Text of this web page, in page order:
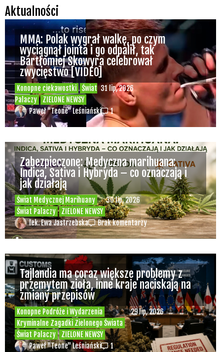
Aktualności
Konopne ciekawostki
Świat
Palaczy
ZIELONE NEWSY
31 lip, 2026
MMA: Polak wygrał walkę, po czym
wyciągnął jointa i go odpalił, tak
Bartłomiej Skowyra celebrował
zwycięstwo [VIDEO]
Paweł "Teone" Leśniański 1
Świat Medycznej Marihuany
Świat Palaczy
ZIELONE NEWSY
30 lip, 2026
Zabezpieczone: Medyczna marihuana:
Indica, Sativa i Hybryda – co oznaczają i
jak działają
lek. Ewa Jastrzebska Brak komentarzy
Konopne Podróże i Wydarzenia
Kryminalne Zagadki Zielonego Świata
Świat Palaczy
ZIELONE NEWSY
29 lip, 2026
Tajlandia ma coraz większe problemy z
przemytem zioła, inne kraje naciskają na
zmiany przepisów
Paweł "Teone" Leśniański 1